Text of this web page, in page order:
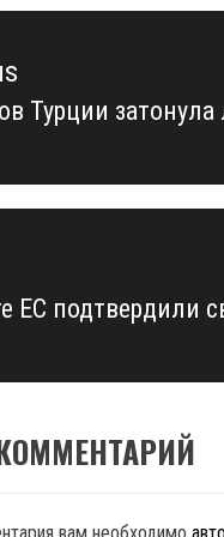
Турции
ЕС подтвердили